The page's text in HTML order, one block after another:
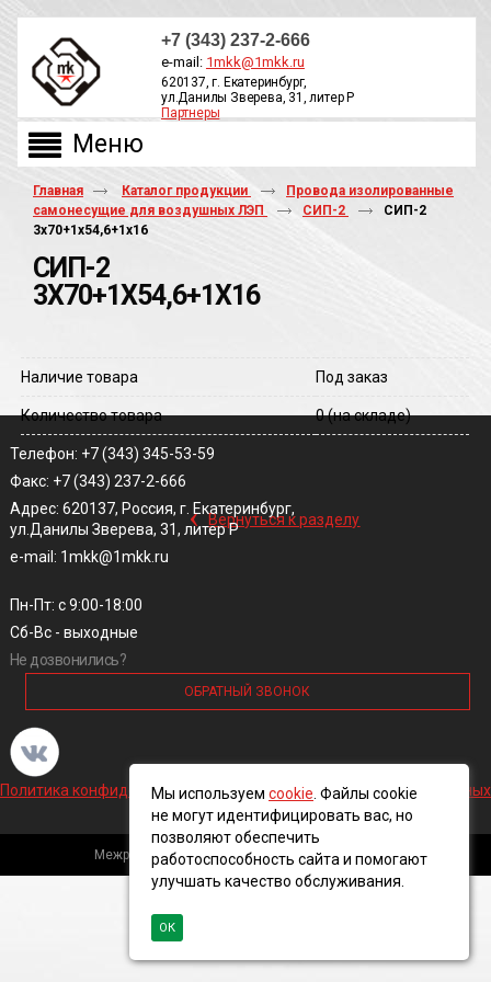
+7 (343) 237-2-666
e-mail: 1mkk@1mkk.ru
620137, г. Екатеринбург,
ул.Данилы Зверева, 31, литер Р
Партнеры
Главная Каталог продукции
Провода изолированные
самонесущие для воздушных ЛЭП
СИП-2
СИП-2
3х70+1х54,6+1х16
СИП-2
3Х70+1Х54,6+1Х16
Наличие товара Под заказ
Количество товара 0(на складе)
‹ Вернуться к разделу
Телефон: +7 (343) 345-53-59
Факс: +7 (343) 237-2-666
Адрес: 620137, Россия, г. Екатеринбург,
ул.Данилы Зверева, 31, литер Р
e-mail: 1mkk@1mkk.ru
Пн-Пт: с 9:00-18:00
Сб-Вс - выходные
Не дозвонились?
ОБРАТНЫЙ ЗВОНОК
Политика конфиденциальности и обработки персональных данных
Межрегиональная кабельная компания, 2016 ©
Мы используем cookie . Файлы cookie
не могут идентифицировать вас, но
позволяют обеспечить
работоспособность сайта и помогают
улучшать качество обслуживания.
ОК